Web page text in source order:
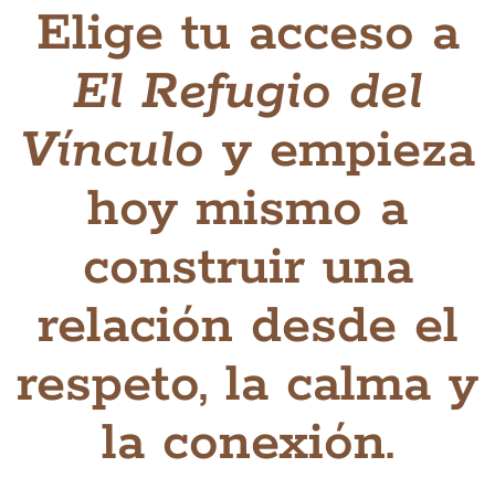
Elige tu acceso a
El Refugio del
Vínculo y empieza
hoy mismo a
construir una
relación desde el
respeto, la calma y
la conexión.